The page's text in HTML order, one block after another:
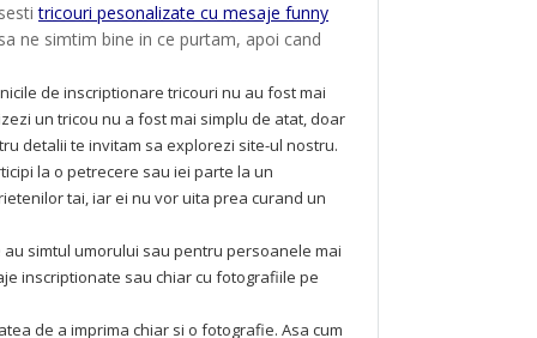
tricouri pesonalizate cu mesaje funny
ne simtim bine in ce purtam, apoi cand
de inscriptionare tricouri nu au fost mai
un tricou nu a fost mai simplu de atat, doar
detalii te invitam sa explorezi site-ul nostru.
la o petrecere sau iei parte la un
tai, iar ei nu vor uita prea curand un
simtul umorului sau pentru persoanele mai
inscriptionate sau chiar cu fotografiile pe
de a imprima chiar si o fotografie. Asa cum